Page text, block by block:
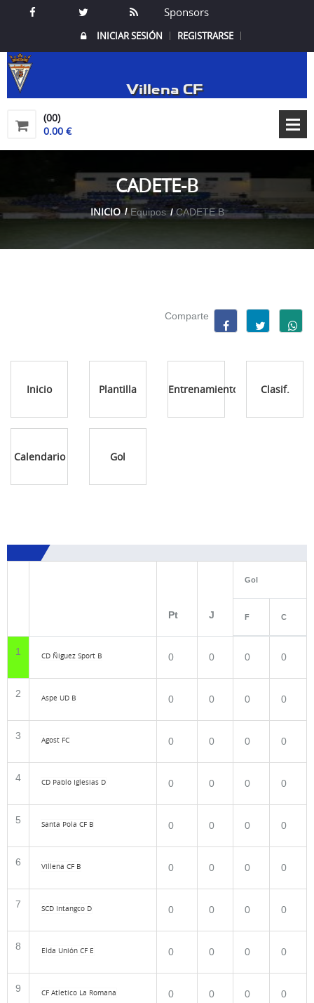
Sponsors
INICIAR SESIÓN REGISTRARSE
Villena CF
(00)
0.00 €
CADETE-B
INICIO Equipos CADETE B
Comparte
Inicio Plantilla Entrenamientos Clasif.
Calendario Gol
Pt J
Gol
F C
1 CD Ñiguez Sport B 0 0 0 0
2 Aspe UD B 0 0 0 0
3 Agost FC 0 0 0 0
4 CD Pablo Iglesias D 0 0 0 0
5 Santa Pola CF B 0 0 0 0
6 Villena CF B 0 0 0 0
7 SCD Intangco D 0 0 0 0
8 Elda Unión CF E 0 0 0 0
9 CF Atletico La Romana 0 0 0 0